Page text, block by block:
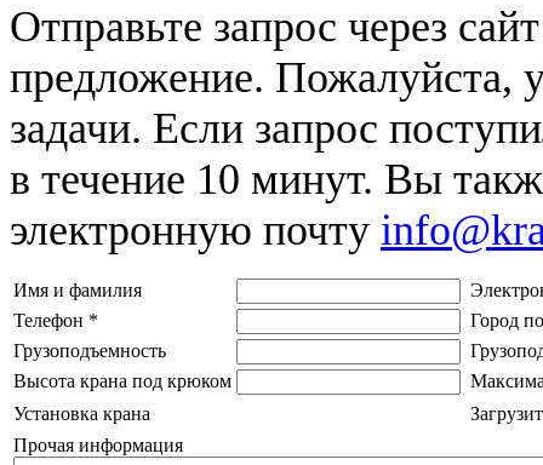
Отправьте запрос через
предложение. Пожалуйста,
задачи. Если запрос
в течение 10 минут. Вы
электронную почту
Имя и фамилия
Телефон *
Город
Грузоподъемность
Высота крана под крюком
Установка крана
Прочая информация